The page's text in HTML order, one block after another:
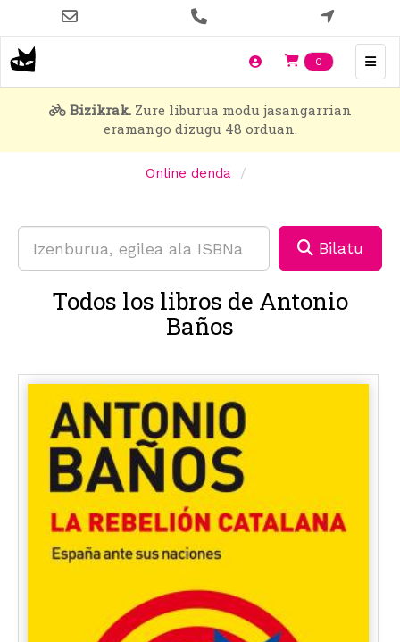
main
content
0 Items en
Bizikrak.Zure liburua modu jasangarrian
eramango dizugu 48 orduan.
Online denda
Bilatu
Todos los libros de Antonio
Baños